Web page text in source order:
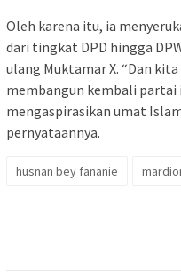
Oleh karena itu, ia
dari tingkat DPD hingga
ulang Muktamar X. “Dan
membangun kembali partai
mengaspirasikan umat
pernyataannya.
husnan bey fananie